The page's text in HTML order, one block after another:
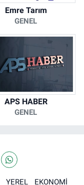
Emre Tarım
GENEL
APS HABER
GENEL
YEREL
EKONOMİ